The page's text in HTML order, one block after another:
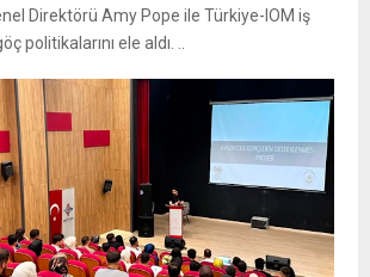
Direktörü Amy Pope ile Türkiye-IOM iş
politikalarını ele aldı. ..